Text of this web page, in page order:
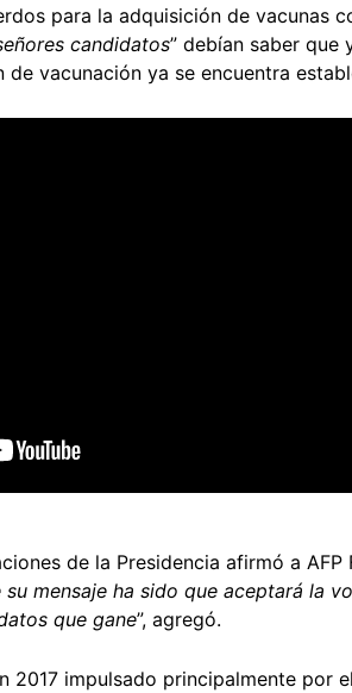
para la adquisición de vacunas
candidatos” debían saber que
vacunación ya se encuentra
de la Presidencia afirmó a
su mensaje ha sido que aceptará la
que gane”, agregó.
2017 impulsado principalmente por